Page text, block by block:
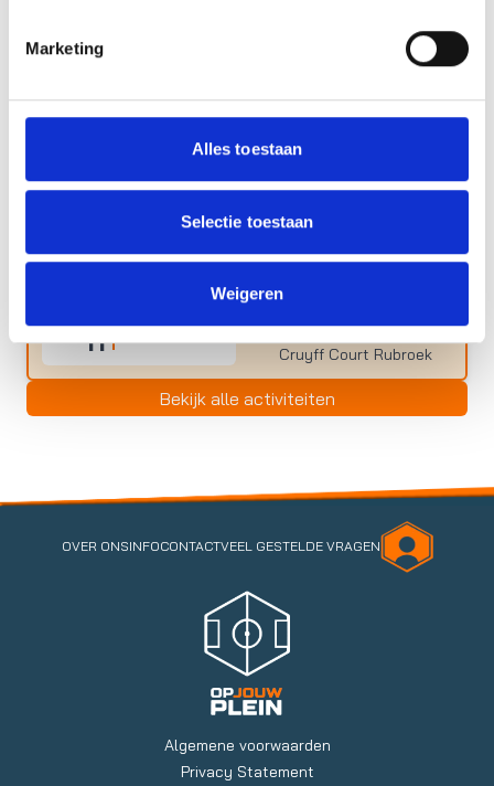
Marketing
Alles toestaan
Selectie toestaan
Weigeren
4
DOCK Kralingen/Crooswijk
| Cruyff Court Rubroek
SEP.
11:30 - 12:30
Excelsior Clinic
Cruyff Court Rubroek
| Cruyff Court Rubroek
11
Excelsior Foundation |
Cruyff Court Rubroek
Bekijk alle activiteiten
OVER ONSINFOCONTACTVEEL GESTELDE VRAGEN
Algemene voorwaarden
Privacy Statement